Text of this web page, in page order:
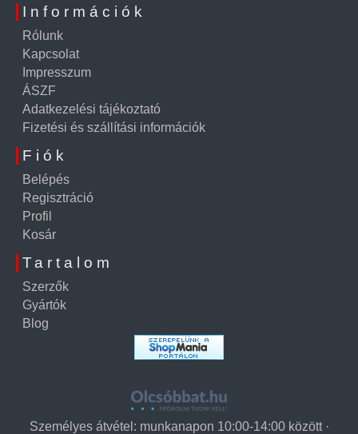
Információk
Rólunk
Kapcsolat
Impresszum
ÁSZF
Adatkezelési tájékoztató
Fizetési és szállítási információk
Fiók
Belépés
Regisztráció
Profil
Kosár
Tartalom
Szerzők
Gyártók
Blog
Személyes átvétel: munkanapon 10:00-14:00 között ·